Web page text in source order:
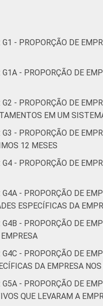
esporte e
computador e que
2.0 (C, F, G, H, I, J, L, M,
de 2015.
G1 - PROPORÇÃO DE
G1A - PROPORÇÃO DE
G2 - PROPORÇÃO DE
EM UM
G3 - PROPORÇÃO DE
12 MESES
G4 - PROPORÇÃO DE
G4A - PROPORÇÃO DE
ESPECÍFICAS DA
G4B - PROPORÇÃO DE
G4C - PROPORÇÃO DE
DA EMPRESA
G5A - PROPORÇÃO DE
QUE LEVARAM A